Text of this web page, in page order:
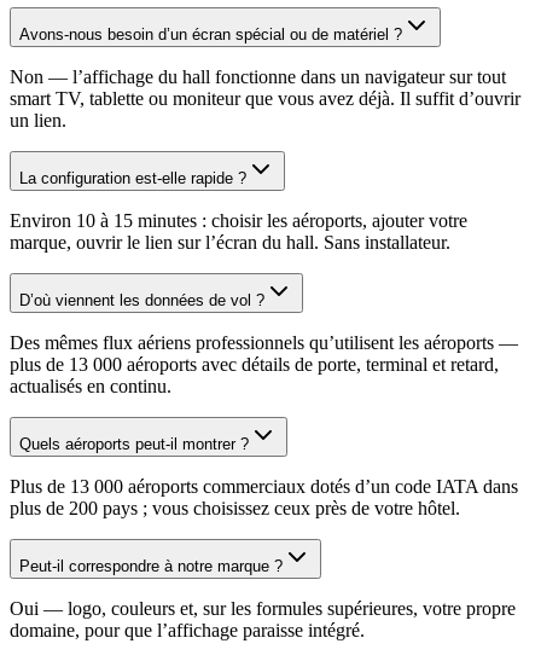
Avons-nous besoin d’un écran spécial ou de matériel ?
Non — l’affichage du hall fonctionne dans un navigateur sur tout
smart TV, tablette ou moniteur que vous avez déjà. Il suffit d’ouvrir
un lien.
La configuration est-elle rapide ?
Environ 10 à 15 minutes : choisir les aéroports, ajouter votre
marque, ouvrir le lien sur l’écran du hall. Sans installateur.
D’où viennent les données de vol ?
Des mêmes flux aériens professionnels qu’utilisent les aéroports —
plus de 13 000 aéroports avec détails de porte, terminal et retard,
actualisés en continu.
Quels aéroports peut-il montrer ?
Plus de 13 000 aéroports commerciaux dotés d’un code IATA dans
plus de 200 pays ; vous choisissez ceux près de votre hôtel.
Peut-il correspondre à notre marque ?
Oui — logo, couleurs et, sur les formules supérieures, votre propre
domaine, pour que l’affichage paraisse intégré.